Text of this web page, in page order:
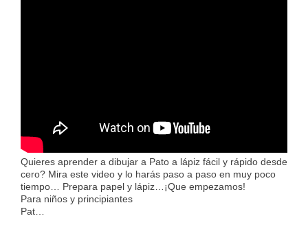
Quieres aprender a dibujar a Pato a lápiz fácil y rápido desde
cero? Mira este video y lo harás paso a paso en muy poco
tiempo… Prepara papel y lápiz…¡Que empezamos!
Para niños y principiantes
Pat…